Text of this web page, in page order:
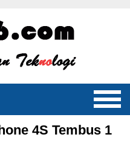
4S Tembus 1